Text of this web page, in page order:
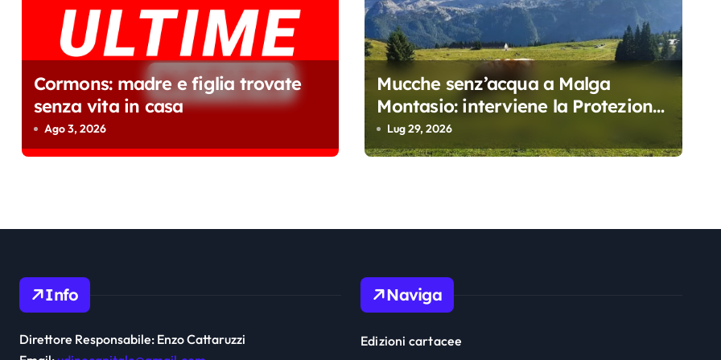
Cormons: madre e figlia trovate
senza vita in casa
Ago 3, 2026
Mucche senz’acqua a Malga
Montasio: interviene la Protezione
civile, trasportati 10 mila litri
Lug 29, 2026
Info
Direttore Responsabile: Enzo Cattaruzzi
Naviga
Edizioni cartacee